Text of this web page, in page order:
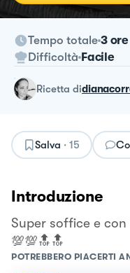
Tempo totale 3 ore
Difficoltà Facile
ricetta di
Salva · 15
Introduzione
Super soffice e
💯💯🔝🔝
POTREBBERO PIACERTI